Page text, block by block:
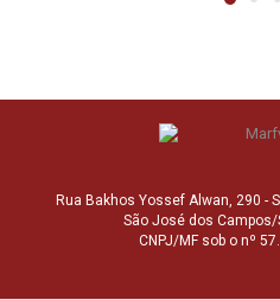
Rua Bakhos Yossef Alwan, 290 -
São José dos Campos/
CNPJ/MF sob o nº